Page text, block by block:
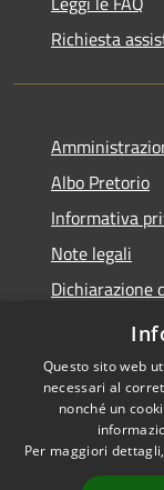
Richiesta
Albo Pretorio
Informativa
Note legali
Dichiarazione
Obiettivi di
Accessibilità
Questo sito web
necessari al
nonché un
Per maggiori